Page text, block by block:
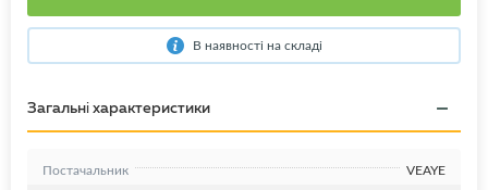
В наявності на складі
Загальні характеристики
Постачальник
VEAYE